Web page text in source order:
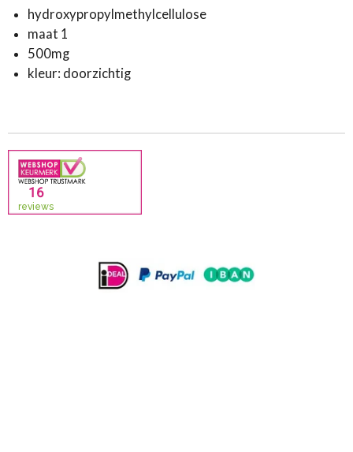
hydroxypropylmethylcellulose
maat 1
500mg
kleur: doorzichtig